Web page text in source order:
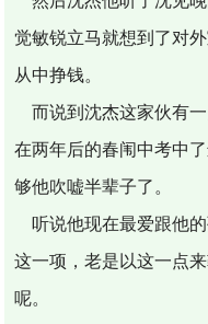
觉敏锐立马就想到了对
从中挣钱。
而说到沈杰这家伙有
在两年后的春闱中考中
够他吹嘘半辈子了。
听说他现在最爱跟他
这一项，老是以这一点
呢。